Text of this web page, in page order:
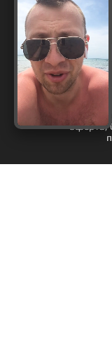
Хочу
Политика
оферта,